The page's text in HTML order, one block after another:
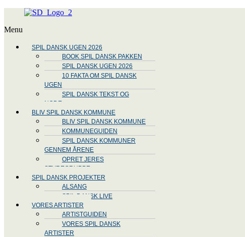
Menu
SPIL DANSK UGEN 2026
BOOK SPIL DANSK PAKKEN
SPIL DANSK UGEN 2026
10 FAKTA OM SPIL DANSK
UGEN
SPIL DANSK TEKST OG
NODE
BLIV SPIL DANSK KOMMUNE
BLIV SPIL DANSK KOMMUNE
KOMMUNEGUIDEN
SPIL DANSK KOMMUNER
GENNEM ÅRENE
OPRET JERES
STYREGRUPPE
SPIL DANSK PROJEKTER
ALSANG
SPIL DANSK LIVE
VORES ARTISTER
ARTISTGUIDEN
VORES SPIL DANSK
ARTISTER